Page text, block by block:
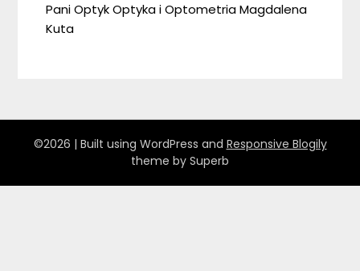
Pani Optyk Optyka i Optometria Magdalena
Kuta
©2026 | Built using WordPress and Responsive Blogily
theme by Superb